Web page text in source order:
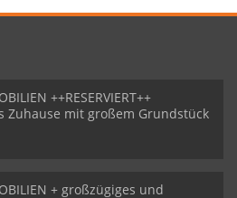
++RESERVIERT++
Zuhause mit großem Grundstück
+ großzügiges und